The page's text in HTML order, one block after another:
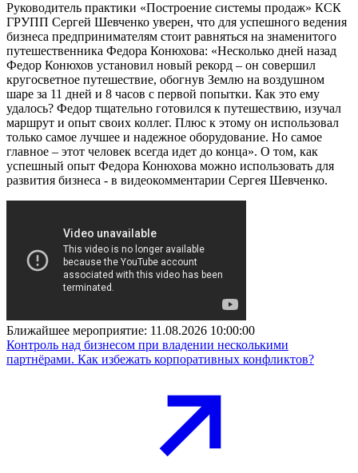
Руководитель практики «Построение системы продаж» КСК
ГРУПП Сергей Шевченко уверен, что для успешного ведения
бизнеса предпринимателям стоит равняться на знаменитого
путешественника Федора Конюхова: «Несколько дней назад
Федор Конюхов установил новый рекорд – он совершил
кругосветное путешествие, обогнув Землю на воздушном
шаре за 11 дней и 8 часов с первой попытки. Как это ему
удалось? Федор тщательно готовился к путешествию, изучал
маршрут и опыт своих коллег. Плюс к этому он использовал
только самое лучшее и надежное оборудование. Но самое
главное – этот человек всегда идет до конца». О том, как
успешный опыт Федора Конюхова можно использовать для
развития бизнеса - в видеокомментарии Сергея Шевченко.
Ближайшее мероприятие: 11.08.2026 10:00:00
Контроль над бизнесом при владении несколькими
партнёрами. Как избежать корпоративных конфликтов?